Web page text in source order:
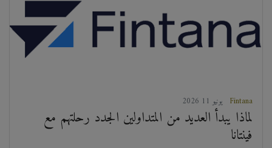
2026 يونيو 11 Fintana
لماذا يبدأ العديد من المتداولين الجدد رحلتهم مع
فينتانا